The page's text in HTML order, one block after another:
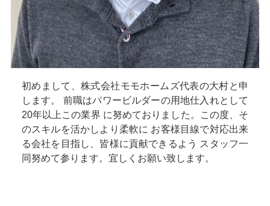
初めまして、株式会社モモホームズ代表の大村と申
します。 前職はパワービルダーの用地仕入れとして
20年以上この業界 に努めておりました。この度、そ
のスキルを活かしより柔軟に お客様目線で対応出来
る会社を目指し、皆様に貢献できるよう スタッフ一
同努めて参ります。宜しくお願い致します。